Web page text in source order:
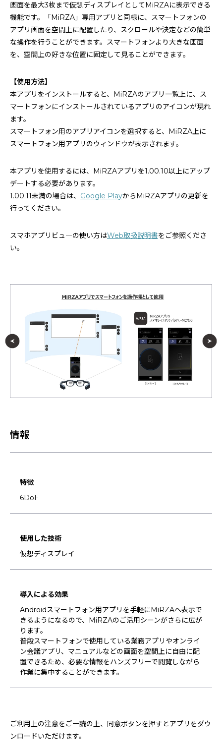
開発者ドキュメント
サンプルプログラム
画面を最大3枚まで仮想ディスプレイとしてMiRZAに表示できる
機能です。「MiRZA」専用アプリと同様に、スマートフォンの
アプリ画面を空間上に配置したり、スクロールや決定などの簡単
な操作を行うことができます。スマートフォンより大きな画面
を、空間上の好きな位置に固定して見ることができます。
【使用方法】
本アプリをインストールすると、MiRZAのアプリ一覧上に、ス
マートフォンにインストールされているアプリのアイコンが現れ
ます。
スマートフォン用のアプリアイコンを選択すると、MiRZA上に
スマートフォン用アプリのウィンドウが表示されます。
本アプリを使用するには、MiRZAアプリを1.00.10以上にアップ
デートする必要があります。
1.00.11未満の場合は、 Google PlayからMiRZAアプリの更新を
行ってください。
スマホアプリビュ―の使い方はWeb取扱説明書をご参照くださ
い。
情報
特徴
6DoF
使用した技術
仮想ディスプレイ
導入による効果
Androidスマートフォン用アプリを手軽にMiRZAへ表示で
きるようになるので、MiRZAのご活用シーンがさらに広が
ります。
普段スマートフォンで使用している業務アプリやオンライ
ン会議アプリ、マニュアルなどの画面を空間上に自由に配
置できるため、必要な情報をハンズフリーで閲覧しながら
作業に集中することができます。
ご利用上の注意をご一読の上、同意ボタンを押すとアプリをダウ
ンロードいただけます。